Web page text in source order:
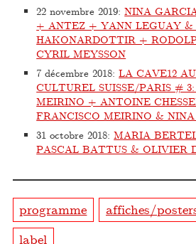
22 novembre 2019:NINA
+ ANTEZ + YANN LEGUAY &
HAKONARDOTTIR +
CYRIL MEYSSON
7 décembre 2018:LA CAVE12
CULTUREL SUISSE/PARIS #
MEIRINO + ANTOINE
FRANCISCO MEIRINO &
31 octobre 2018:MARIA
PASCAL BATTUS & OLIVIER
programme affiches/
label